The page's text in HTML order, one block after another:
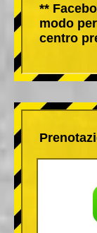
**
modo
centro